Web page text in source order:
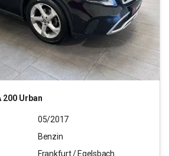
200 Urban
05/2017
Benzin
Frankfurt / Egelsbach